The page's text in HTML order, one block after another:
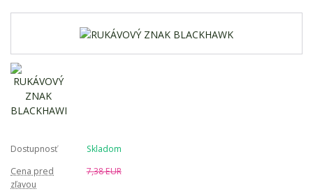
Dostupnosť
Skladom
Cena pred
zľavou
7,38 EUR